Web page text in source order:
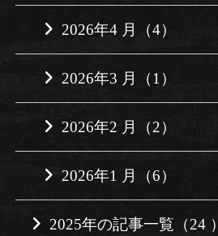
2026年4 月（4）
2026年3 月（1）
2026年2 月（2）
2026年1 月（6）
2025年の記事一覧（24 ）